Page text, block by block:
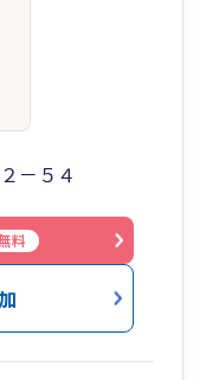
－５４
料